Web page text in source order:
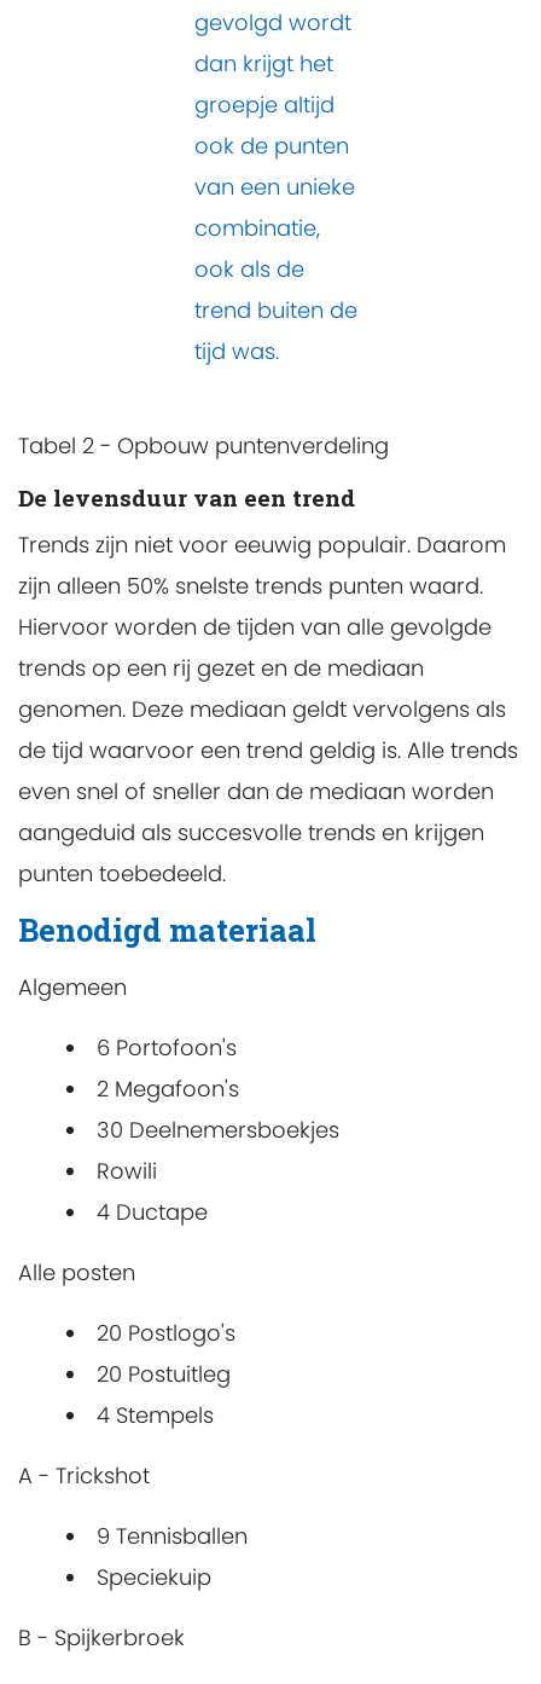
gevolgd wordt
dan krijgt het
groepje altijd
ook de punten
van een unieke
combinatie,
ook als de
trend buiten de
tijd was.
Tabel 2 - Opbouw puntenverdeling
De levensduur van een trend
Trends zijn niet voor eeuwig populair. Daarom
zijn alleen 50% snelste trends punten waard.
Hiervoor worden de tijden van alle gevolgde
trends op een rij gezet en de mediaan
genomen. Deze mediaan geldt vervolgens als
de tijd waarvoor een trend geldig is. Alle trends
even snel of sneller dan de mediaan worden
aangeduid als succesvolle trends en krijgen
punten toebedeeld.
Benodigd materiaal
Algemeen
6 Portofoon's
2 Megafoon's
30 Deelnemersboekjes
Rowili
4 Ductape
Alle posten
20 Postlogo's
20 Postuitleg
4 Stempels
A - Trickshot
9 Tennisballen
Speciekuip
B - Spijkerbroek